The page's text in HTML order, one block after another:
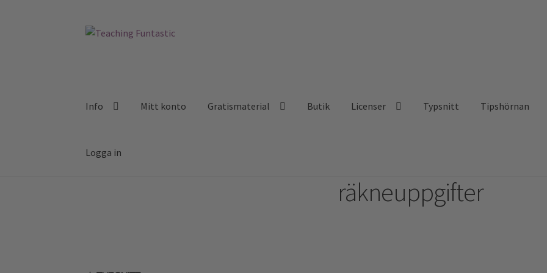
Hoppa
Gå
Info Mitt konto Gratismaterial Butik Licenser Typsnitt Tipshörnan
Logga in
räkneuppgifter